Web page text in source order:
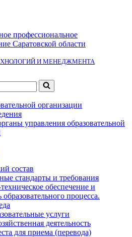
профессиональное
Саратовской области
И МЕНЕДЖМЕНТА
организации
управления образовательной
состав
стандарты и требования
обеспечение и
процесса.
услуги
деятельность
для приема (перевода)